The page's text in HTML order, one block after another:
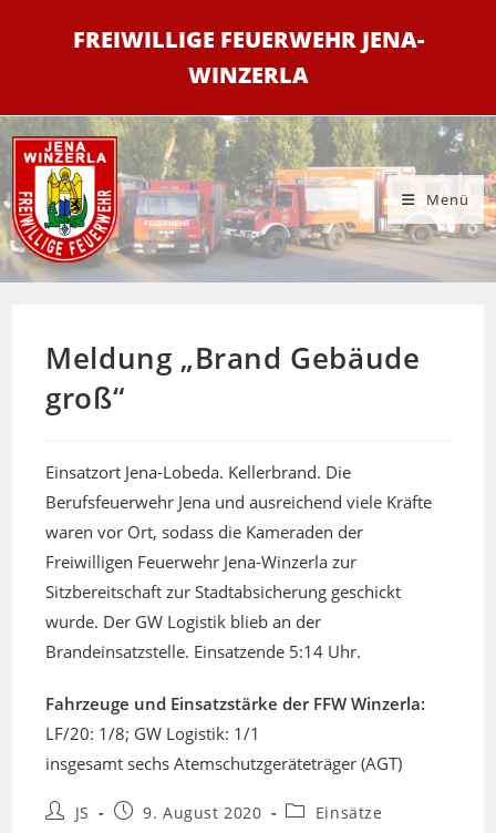
FREIWILLIGE FEUERWEHR JENA-
WINZERLA
Menü
Meldung „Brand Gebäude
groß“
Einsatzort Jena-Lobeda. Kellerbrand. Die
Berufsfeuerwehr Jena und ausreichend viele Kräfte
waren vor Ort, sodass die Kameraden der
Freiwilligen Feuerwehr Jena-Winzerla zur
Sitzbereitschaft zur Stadtabsicherung geschickt
wurde. Der GW Logistik blieb an der
Brandeinsatzstelle. Einsatzende 5:14 Uhr.
Fahrzeuge und Einsatzstärke der FFW Winzerla:
LF/20: 1/8; GW Logistik: 1/1
insgesamt sechs Atemschutzgeräteträger (AGT)
Beitrags-
JS
Beitrag9. August 2020
Beitrags-
Einsätze